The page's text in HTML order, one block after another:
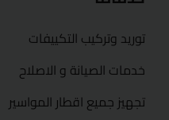
توريد وتركيب التكييفات
خدمات الصيانة و الاصلاح
تجهيز جميع اقطار المواسير